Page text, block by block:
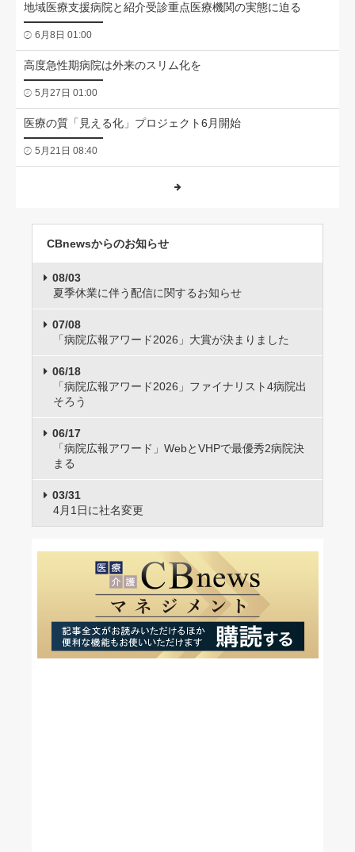
地域医療支援病院と紹介受診重点医療機関の実態に迫る
6月8日 01:00
高度急性期病院は外来のスリム化を
5月27日 01:00
医療の質「見える化」プロジェクト6月開始
5月21日 08:40
CBnewsからのお知らせ
08/03
夏季休業に伴う配信に関するお知らせ
07/08
「病院広報アワード2026」大賞が決まりました
06/18
「病院広報アワード2026」ファイナリスト4病院出
そろう
06/17
「病院広報アワード」WebとVHPで最優秀2病院決
まる
03/31
4月1日に社名変更